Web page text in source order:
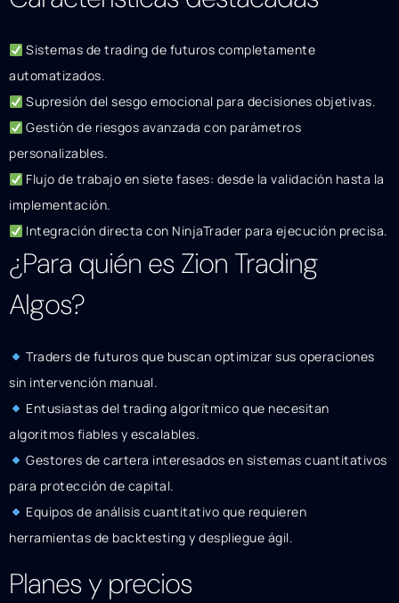
Sistemas de trading de futuros completamente
automatizados.
Supresión del sesgo emocional para decisiones objetivas.
Gestión de riesgos avanzada con parámetros
personalizables.
Flujo de trabajo en siete fases: desde la validación hasta la
implementación.
Integración directa con NinjaTrader para ejecución precisa.
¿Para quién es Zion Trading
Algos?
Traders de futuros que buscan optimizar sus operaciones
sin intervención manual.
Entusiastas del trading algorítmico que necesitan
algoritmos fiables y escalables.
Gestores de cartera interesados en sistemas cuantitativos
para protección de capital.
Equipos de análisis cuantitativo que requieren
herramientas de backtesting y despliegue ágil.
Planes y precios